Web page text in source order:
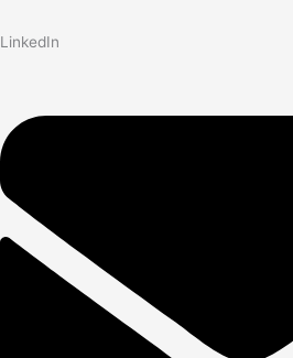
LinkedIn